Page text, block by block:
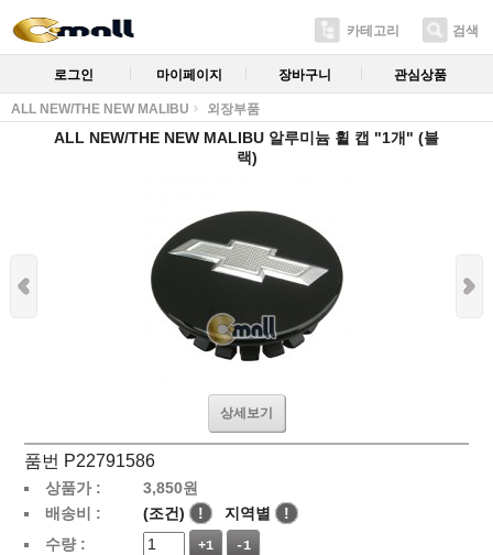
카테고리 검색
로그인 마이페이지 장바구니 관심상품
ALL NEW/THE NEW MALIBU 외장부품
ALL NEW/THE NEW MALIBU 알루미늄 휠 캡 "1개" (블
랙)
상세보기
품번 P22791586
상품가 : 3,850원
배송비 :
(조건) ! 지역별
!
수량 :
+1 -1